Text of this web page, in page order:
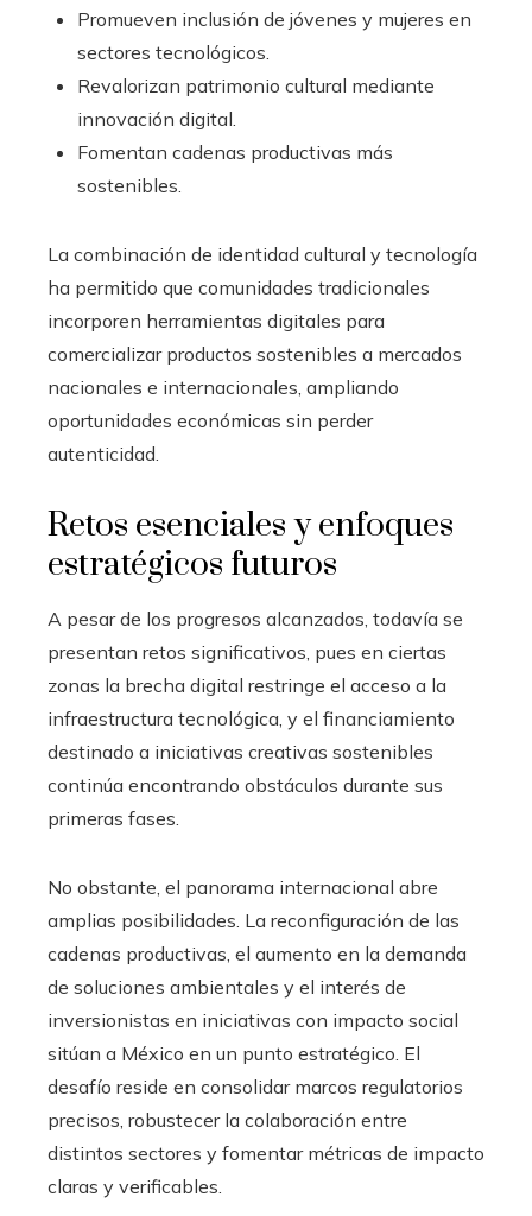
Promueven inclusión de jóvenes y mujeres en
sectores tecnológicos.
Revalorizan patrimonio cultural mediante
innovación digital.
Fomentan cadenas productivas más
sostenibles.
La combinación de identidad cultural y tecnología
ha permitido que comunidades tradicionales
incorporen herramientas digitales para
comercializar productos sostenibles a mercados
nacionales e internacionales, ampliando
oportunidades económicas sin perder
autenticidad.
Retos esenciales y enfoques
estratégicos futuros
A pesar de los progresos alcanzados, todavía se
presentan retos significativos, pues en ciertas
zonas la brecha digital restringe el acceso a la
infraestructura tecnológica, y el financiamiento
destinado a iniciativas creativas sostenibles
continúa encontrando obstáculos durante sus
primeras fases.
No obstante, el panorama internacional abre
amplias posibilidades. La reconfiguración de las
cadenas productivas, el aumento en la demanda
de soluciones ambientales y el interés de
inversionistas en iniciativas con impacto social
sitúan a México en un punto estratégico. El
desafío reside en consolidar marcos regulatorios
precisos, robustecer la colaboración entre
distintos sectores y fomentar métricas de impacto
claras y verificables.